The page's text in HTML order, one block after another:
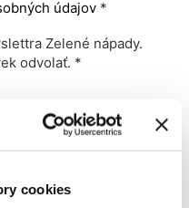
cookies
údajov *
Zelené nápady.
odvolať. *